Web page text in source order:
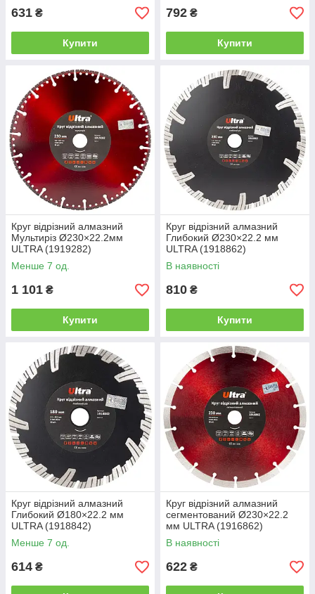
631 ₴
Купити
792 ₴
Купити
Круг відрізний алмазний
Мультиріз Ø230×22.2мм
ULTRA (1919282)
Менше 7 од.
1 101 ₴
Купити
Круг відрізний алмазний
Глибокий Ø230×22.2 мм
ULTRA (1918862)
В наявності
810 ₴
Купити
Круг відрізний алмазний
Глибокий Ø180×22.2 мм
ULTRA (1918842)
Менше 7 од.
614 ₴
Круг відрізний алмазний
сегментований Ø230×22.2
мм ULTRA (1916862)
В наявності
622 ₴